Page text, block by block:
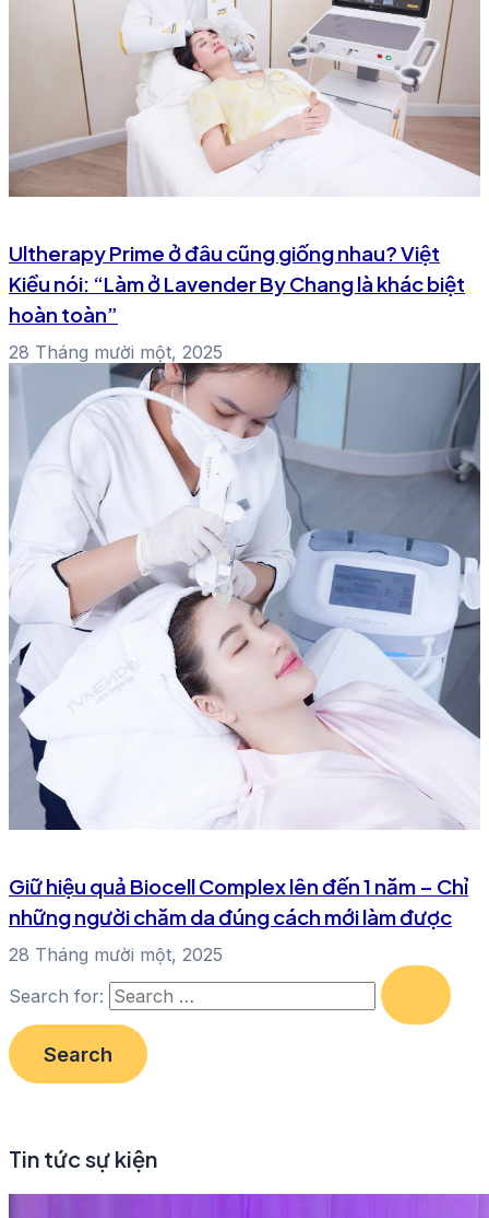
Ultherapy Prime ở đâu cũng giống nhau? Việt
Kiều nói: “Làm ở Lavender By Chang là khác biệt
hoàn toàn”
28 Tháng mười một, 2025
Giữ hiệu quả Biocell Complex lên đến 1 năm – Chỉ
những người chăm da đúng cách mới làm được
28 Tháng mười một, 2025
Search for:
Tin tức sự kiện